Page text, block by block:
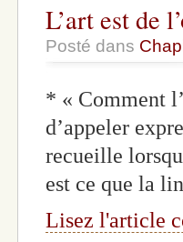
L’art est de
Posté dans
* « Comment
d’appeler
recueille
est ce que la
Lisez l'article